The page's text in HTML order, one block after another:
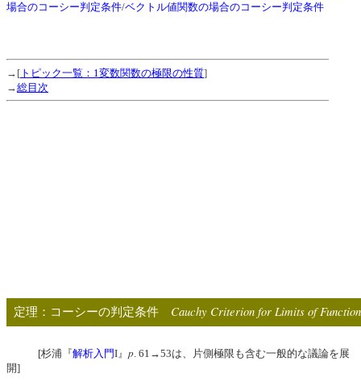
場合のコーシー判定条件/ベクトル値関数の場合のコーシー判定条件
→[ トピック一覧：1変数関数の極限の性質]
→総目次
定理：コーシーの判定条件 Cauchy Criterion for Limits of Function
[杉浦『解析入門I』 p. 61→53は、片側極限も含む一般的な議論を展
開]